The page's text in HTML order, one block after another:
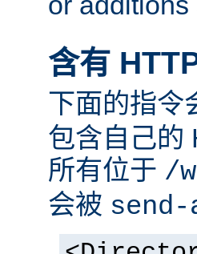
含有
下面的指令
包含自己的
所有位于 /
会被